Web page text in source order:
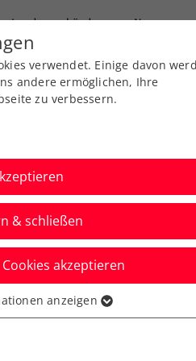
Landesverbände News
Über uns
verwendet. Einige davon
andere ermöglichen, Ihre
zu verbessern.
& schließen
akzeptieren
Funktionen der
dass die Webseite
anzeigen